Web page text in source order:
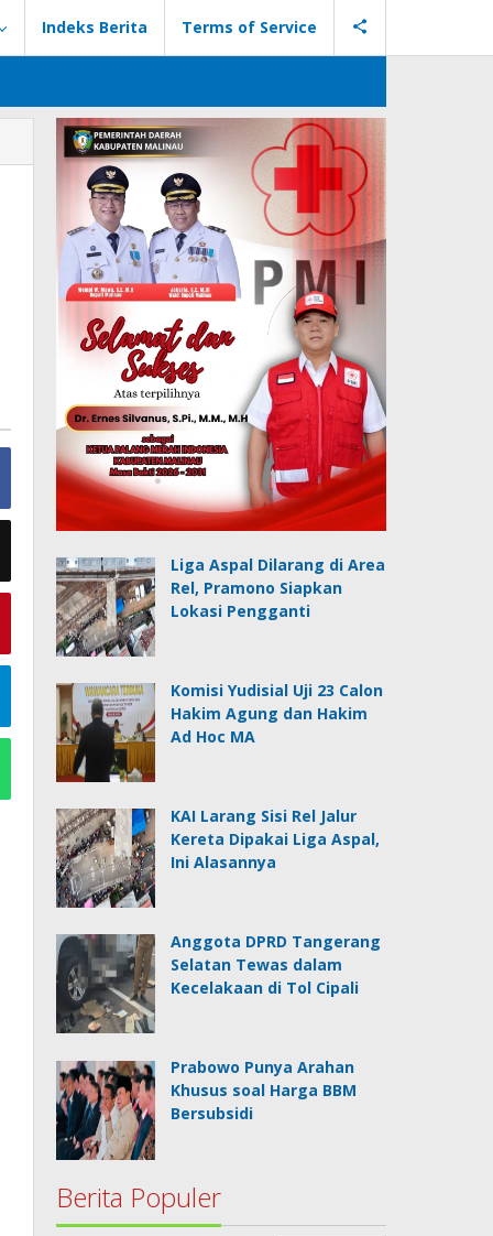
Indeks Berita Terms of Service
Liga Aspal Dilarang di Area
Rel, Pramono Siapkan
Lokasi Pengganti
Komisi Yudisial Uji 23 Calon
Hakim Agung dan Hakim
Ad Hoc MA
KAI Larang Sisi Rel Jalur
Kereta Dipakai Liga Aspal,
Ini Alasannya
Anggota DPRD Tangerang
Selatan Tewas dalam
Kecelakaan di Tol Cipali
Prabowo Punya Arahan
Khusus soal Harga BBM
Bersubsidi
Berita Populer